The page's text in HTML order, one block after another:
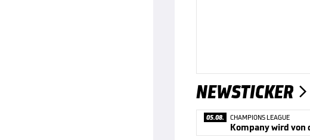
NEWSTICKER 
05.08. CHAMPIONS LEAGUE